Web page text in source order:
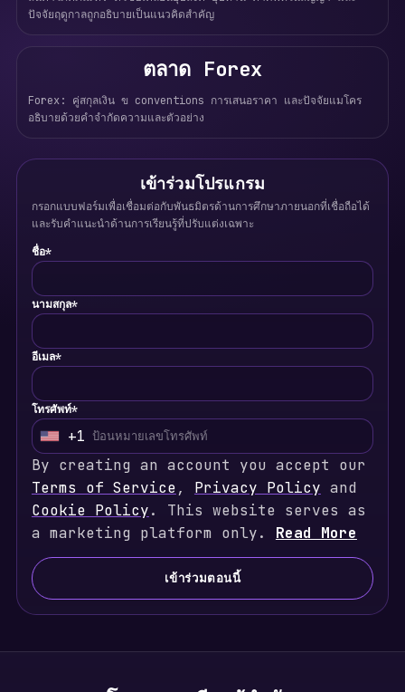
ปัจจัยฤดูกาลถูกอธิบายเป็นแนวคิดสำคัญ
ตลาด Forex
Forex: คู่สกุลเงิน ข conventions การเสนอราคา และปัจจัยแมโคร
อธิบายด้วยคำจำกัดความและตัวอย่าง
เข้าร่วมโปรแกรม
กรอกแบบฟอร์มเพื่อเชื่อมต่อกับพันธมิตรด้านการศึกษาภายนอกที่เชื่อถือได้
และรับคำแนะนำด้านการเรียนรู้ที่ปรับแต่งเฉพาะ
ชื่อ*
นามสกุล*
อีเมล*
โทรศัพท์*
U
i
t
e
d
t
+1
By creating an account you accept our
Terms of Service, Privacy Policy and
Cookie Policy. This website serves as
a marketing platform only. Read More
เข้าร่วมตอนนี้